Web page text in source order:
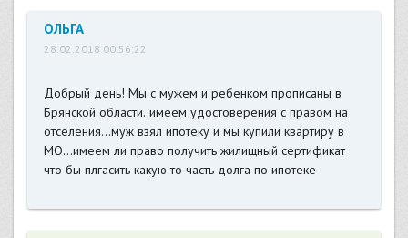
ОЛЬГА
28.02.2018 00:56:22
Добрый день! Мы с мужем и ребенком прописаны в
Брянской области..имеем удостоверения с правом на
отселения...муж взял ипотеку и мы купили квартиру в
МО...имеем ли право получить жилищный сертификат
что бы плгасить какую то часть долга по ипотеке